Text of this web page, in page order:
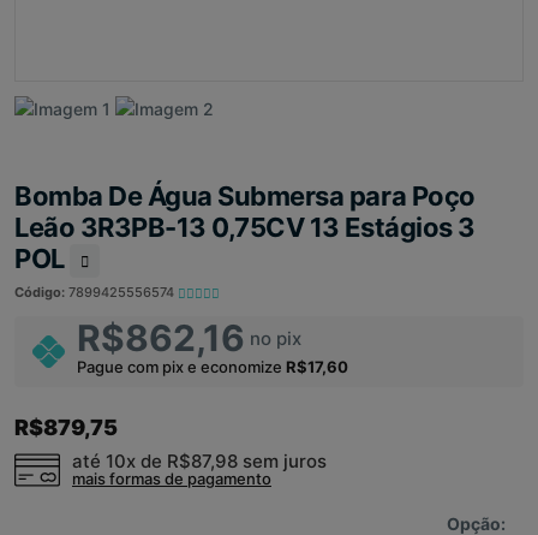
Bomba De Água Submersa para Poço
Leão 3R3PB-13 0,75CV 13 Estágios 3
POL
Código: 7899425556574
R$862,16 no pix
Pague com pix e economize R$17,60
R$879,75
até 10x de R$87,98 sem juros
mais formas de pagamento
Opção: